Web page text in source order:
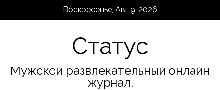
Воскресенье, Авг 9, 2026
Статус
Мужской развлекательный онлайн
журнал.